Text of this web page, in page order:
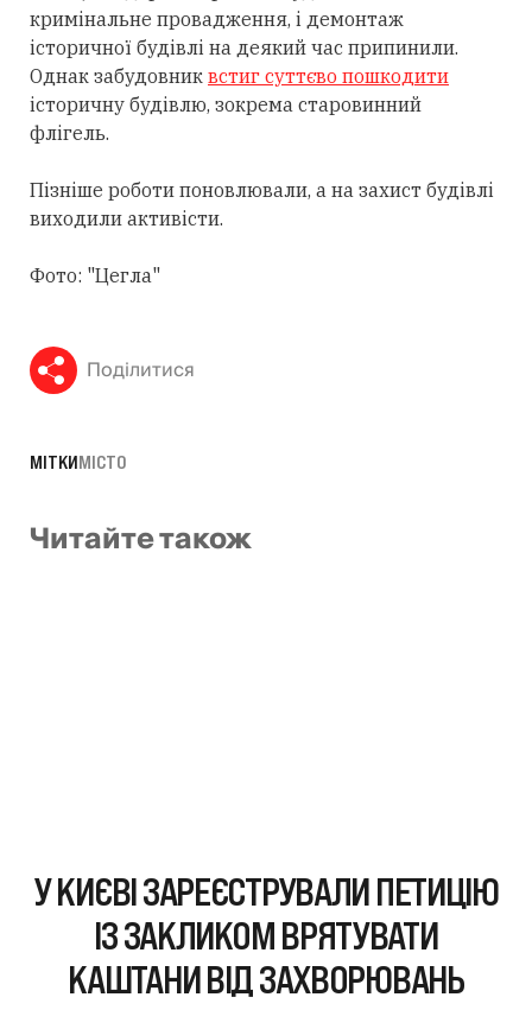
кримінальне провадження, і демонтаж
історичної будівлі на деякий час припинили.
Однак забудовник встиг суттєво пошкодити
історичну будівлю, зокрема старовинний
флігель.
Пізніше роботи поновлювали, а на захист будівлі
виходили активісти.
Фото: "Цегла"
Поділитися
МІТКИМІСТО
Читайте також
У КИЄВІ ЗАРЕЄСТРУВАЛИ ПЕТИЦІЮ
ІЗ ЗАКЛИКОМ ВРЯТУВАТИ
КАШТАНИ ВІД ЗАХВОРЮВАНЬ